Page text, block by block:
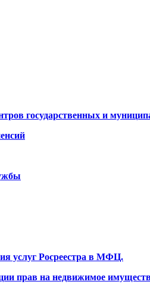
государственных и
услуг Росреестра в МФЦ.
прав на недвижимое